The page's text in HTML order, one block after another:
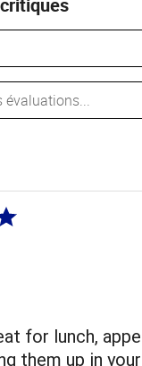
for lunch,
them up in